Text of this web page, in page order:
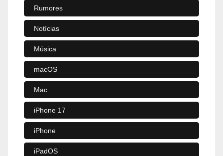
Rumores
Notícias
Música
macOS
Mac
iPhone 17
iPhone
iPadOS